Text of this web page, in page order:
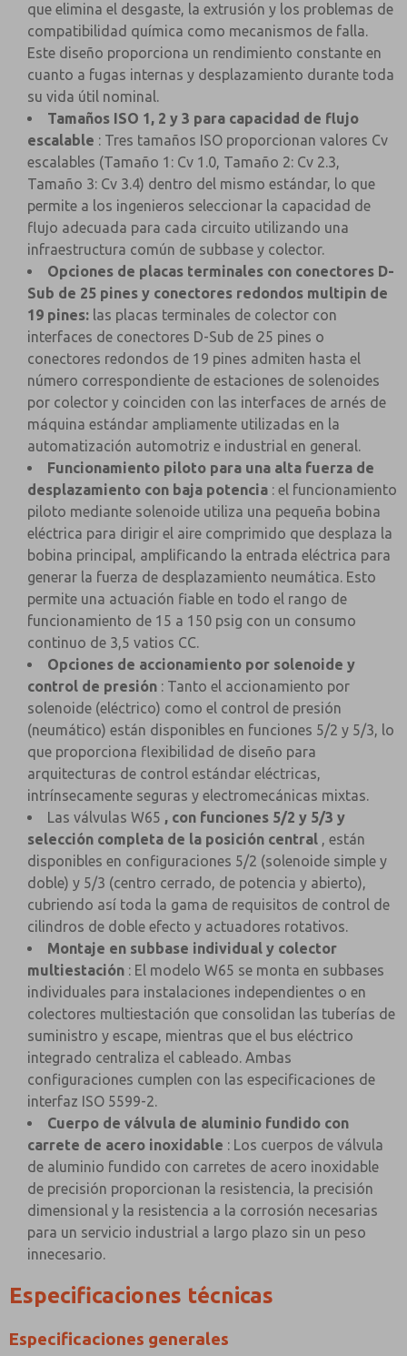
que elimina el desgaste, la extrusión y los problemas de
compatibilidad química como mecanismos de falla.
Este diseño proporciona un rendimiento constante en
cuanto a fugas internas y desplazamiento durante toda
su vida útil nominal.
Tamaños ISO 1, 2 y 3 para capacidad de flujo
escalable : Tres tamaños ISO proporcionan valores Cv
escalables (Tamaño 1: Cv 1.0, Tamaño 2: Cv 2.3,
Tamaño 3: Cv 3.4) dentro del mismo estándar, lo que
permite a los ingenieros seleccionar la capacidad de
flujo adecuada para cada circuito utilizando una
infraestructura común de subbase y colector.
Opciones de placas terminales con conectores D-
Sub de 25 pines y conectores redondos multipin de
19 pines: las placas terminales de colector con
interfaces de conectores D-Sub de 25 pines o
conectores redondos de 19 pines admiten hasta el
número correspondiente de estaciones de solenoides
por colector y coinciden con las interfaces de arnés de
máquina estándar ampliamente utilizadas en la
automatización automotriz e industrial en general.
Funcionamiento piloto para una alta fuerza de
desplazamiento con baja potencia : el funcionamiento
piloto mediante solenoide utiliza una pequeña bobina
eléctrica para dirigir el aire comprimido que desplaza la
bobina principal, amplificando la entrada eléctrica para
generar la fuerza de desplazamiento neumática. Esto
permite una actuación fiable en todo el rango de
funcionamiento de 15 a 150 psig con un consumo
continuo de 3,5 vatios CC.
Opciones de accionamiento por solenoide y
control de presión : Tanto el accionamiento por
solenoide (eléctrico) como el control de presión
(neumático) están disponibles en funciones 5/2 y 5/3, lo
que proporciona flexibilidad de diseño para
arquitecturas de control estándar eléctricas,
intrínsecamente seguras y electromecánicas mixtas.
Las válvulas W65 , con funciones 5/2 y 5/3 y
selección completa de la posición central , están
disponibles en configuraciones 5/2 (solenoide simple y
doble) y 5/3 (centro cerrado, de potencia y abierto),
cubriendo así toda la gama de requisitos de control de
cilindros de doble efecto y actuadores rotativos.
Montaje en subbase individual y colector
multiestación : El modelo W65 se monta en subbases
individuales para instalaciones independientes o en
colectores multiestación que consolidan las tuberías de
suministro y escape, mientras que el bus eléctrico
integrado centraliza el cableado. Ambas
configuraciones cumplen con las especificaciones de
interfaz ISO 5599-2.
Cuerpo de válvula de aluminio fundido con
carrete de acero inoxidable : Los cuerpos de válvula
de aluminio fundido con carretes de acero inoxidable
de precisión proporcionan la resistencia, la precisión
dimensional y la resistencia a la corrosión necesarias
para un servicio industrial a largo plazo sin un peso
innecesario.
Especificaciones técnicas
Especificaciones generales